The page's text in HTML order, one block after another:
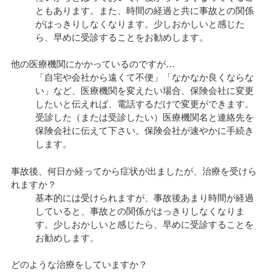
ともあります。また、時間の経過と共に事故との関係
がはっきりしなくなります。少しおかしいと感じた
ら、早めに受診することをお勧めします。
他の医療機関にかかっているのですが…
「自宅や会社から遠くて不便」「なかなか良くならな
い」など、医療機関を変えたい場合、保険会社に変更
したいと伝えれば、電話するだけで変更ができます。
受診した（または受診したい）医療機関名と連絡先を
保険会社に伝えて下さい。保険会社が速やかに手続き
します。
事故後、何日か経ってから症状が出ましたが、治療を受けら
れますか？
基本的には受けられますが、事故後あまり時間が経過
していると、事故との関係がはっきりしなくなりま
す。少しおかしいと感じたら、早めに受診することを
お勧めします。
どのような治療をしていますか？